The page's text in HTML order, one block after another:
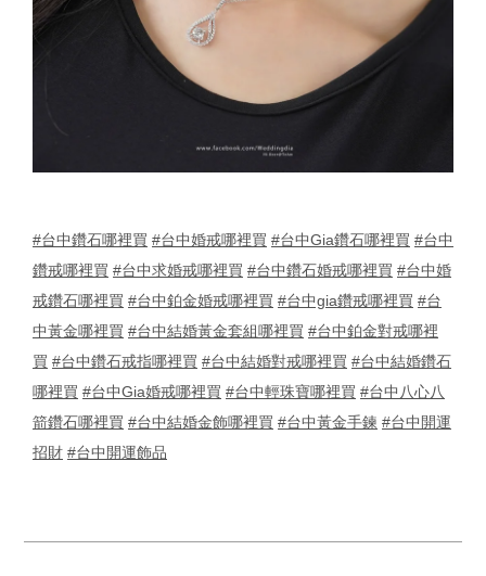
#台中鑽石哪裡買 #台中婚戒哪裡買 #台中Gia鑽石哪裡買 #台中
鑽戒哪裡買 #台中求婚戒哪裡買 #台中鑽石婚戒哪裡買 #台中婚
戒鑽石哪裡買 #台中鉑金婚戒哪裡買 #台中gia鑽戒哪裡買 #台
中黃金哪裡買 #台中結婚黃金套組哪裡買 #台中鉑金對戒哪裡
買 #台中鑽石戒指哪裡買 #台中結婚對戒哪裡買 #台中結婚鑽石
哪裡買 #台中Gia婚戒哪裡買 #台中輕珠寶哪裡買 #台中八心八
箭鑽石哪裡買 #台中結婚金飾哪裡買 #台中黃金手鍊 #台中開運
招財 #台中開運飾品